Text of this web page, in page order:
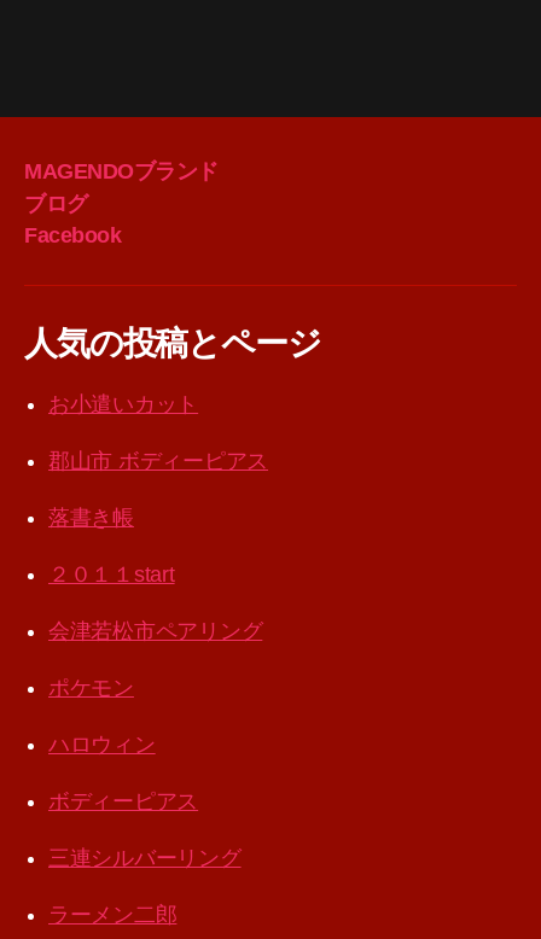
MAGENDOブランド
ブログ
Facebook
人気の投稿とページ
お小遣いカット
郡山市 ボディーピアス
落書き帳
２０１１start
会津若松市ペアリング
ポケモン
ハロウィン
ボディーピアス
三連シルバーリング
ラーメン二郎